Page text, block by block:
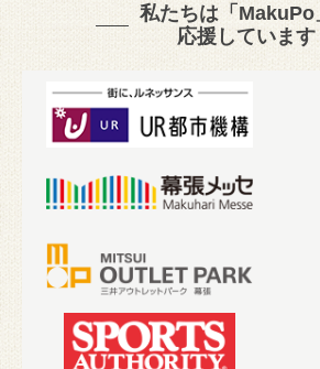
私たちは「MakuPo
応援しています